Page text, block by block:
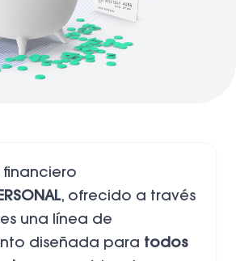
, ofrecido a través
una línea de
diseñada para todos